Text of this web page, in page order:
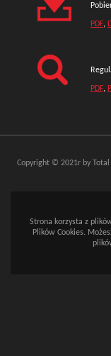
PDF,
PDF,
Copyright © 2021r by Total
Strona korzysta z
Plików Cookies.